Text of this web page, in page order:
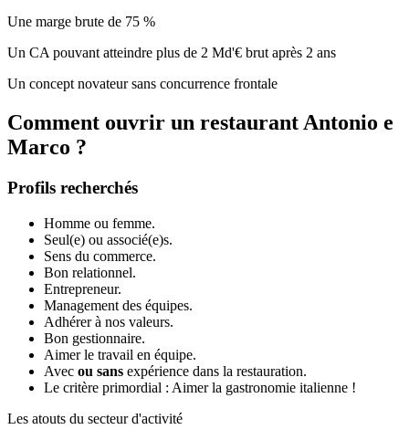
Une marge brute de 75 %
Un CA pouvant atteindre plus de 2 Md'€ brut après 2 ans
Un concept novateur sans concurrence frontale
Comment ouvrir un restaurant Antonio e
Marco ?
Profils recherchés
Homme ou femme.
Seul(e) ou associé(e)s.
Sens du commerce.
Bon relationnel.
Entrepreneur.
Management des équipes.
Adhérer à nos valeurs.
Bon gestionnaire.
Aimer le travail en équipe.
Avec ou sans expérience dans la restauration.
Le critère primordial : Aimer la gastronomie italienne !
Les atouts du secteur d'activité